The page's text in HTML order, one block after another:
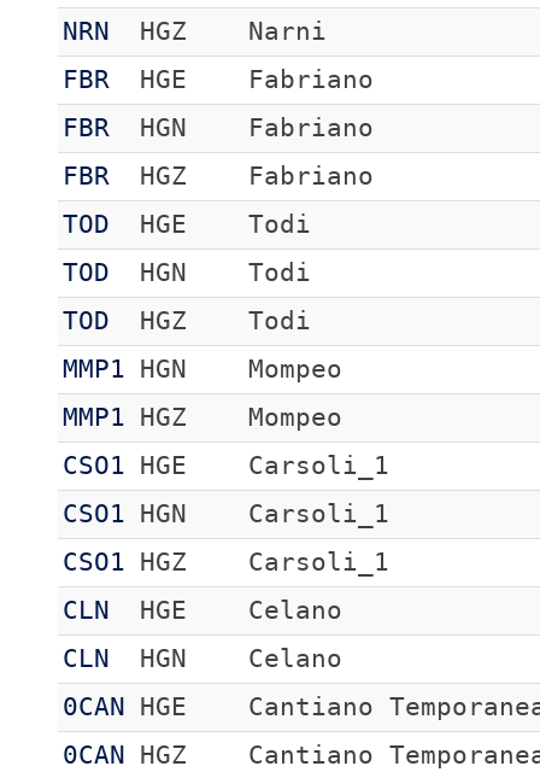
NRN
HGZ
Narni
FBR
HGE
Fabriano
FBR
HGN
Fabriano
FBR
HGZ
Fabriano
TOD
HGE
Todi
TOD
HGN
Todi
TOD
HGZ
Todi
MMP1
HGN
Mompeo
MMP1
HGZ
Mompeo
CSO1
HGE
Carsoli_1
CSO1
HGN
Carsoli_1
CSO1
HGZ
Carsoli_1
CLN
HGE
Celano
CLN
HGN
Celano
0CAN
HGE
Cantiano
0CAN
HGZ
Cantiano